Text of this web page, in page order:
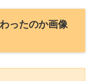
ったのか画像